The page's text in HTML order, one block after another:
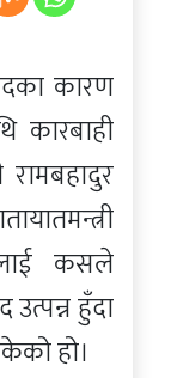
कारण
कारबाही
रामबहादुर
कसले
उत्पन्न हुँदा
हो।